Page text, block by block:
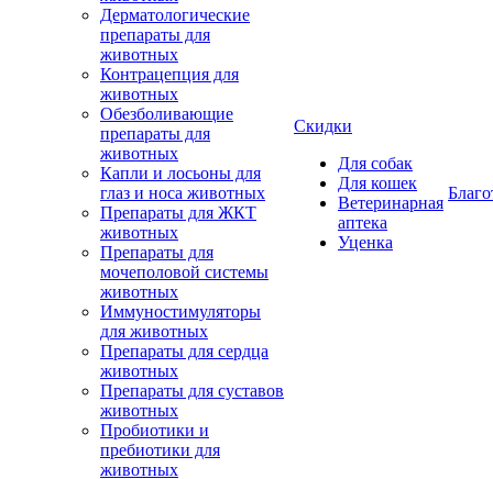
Дерматологические
препараты для
животных
Контрацепция для
животных
Обезболивающие
препараты для
животных
Капли и лосьоны для
глаз и носа животных
Препараты для ЖКТ
животных
Препараты для
мочеполовой системы
животных
Иммуностимуляторы
для животных
Препараты для сердца
животных
Препараты для суставов
животных
Пробиотики и
пребиотики для
животных
Скидки
Для собак
Для кошек
Ветеринарная
аптека
Уценка